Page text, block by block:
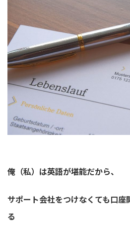
俺（私）は英語が堪能だから、
サポート会社をつけなくても口座
る